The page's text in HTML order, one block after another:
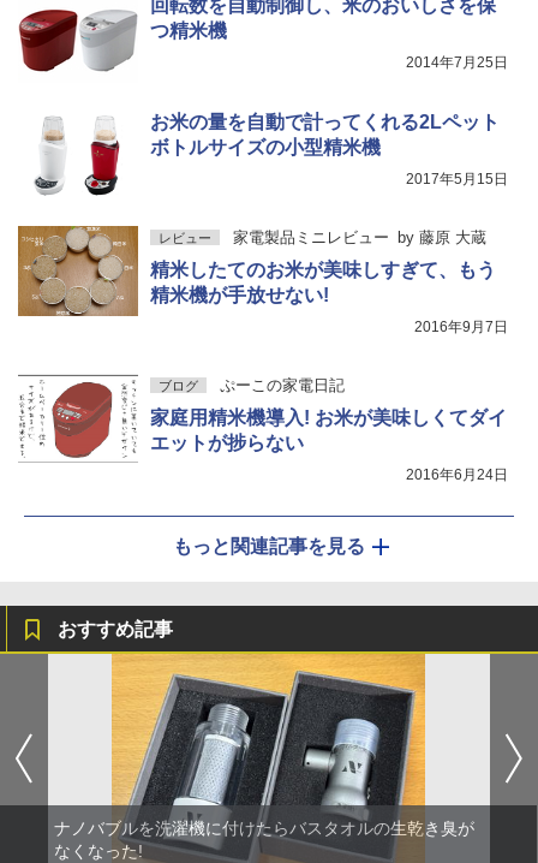
回転数を自動制御し、米のおいしさを保
つ精米機
2014年7月25日
お米の量を自動で計ってくれる2Lペット
ボトルサイズの小型精米機
2017年5月15日
レビュー 家電製品ミニレビュー by 藤原 大蔵
精米したてのお米が美味しすぎて、もう
精米機が手放せない!
2016年9月7日
ブログ ぷーこの家電日記
家庭用精米機導入! お米が美味しくてダイ
エットが捗らない
2016年6月24日
もっと関連記事を見る
おすすめ記事
ナノバブルを洗濯機に付けたらバスタオルの生乾き臭が
なくなった!